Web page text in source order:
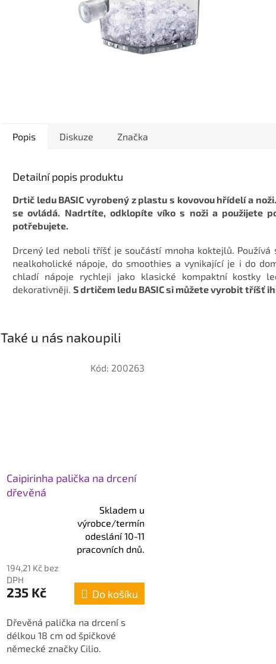
Popis Diskuze Značka
Detailní popis produktu
Drtič ledu BASIC vyrobený z plastu s kovovou hřídelí a
se ovládá. Nadrtíte, odklopíte víko s noži a použijete
potřebujete.
Drcený led neboli tříšť je součástí mnoha koktejlů.
nealkoholické nápoje, do smoothies a vynikající je i do
chladí nápoje rychleji jako klasické kompaktní kostky
dekorativněji. S drtičem ledu BASIC si můžete vyrobit tříšť
Také u nás nakoupili
Caipirinha palička na drcení
dřevěná
je
4,5
z
hvězdiček.
Skladem u
výrobce/termín
odeslání 10-11
pracovních dnů.
194,21 Kč bez
DPH
235 Kč Do košíku
Dřevěná palička na drcení s
délkou 18 cm od špičkové
německé značky Cilio.
Kód: 200263